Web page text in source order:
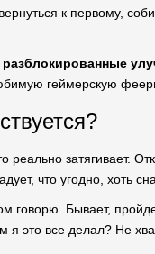
к первому,
разблокированные
геймерскую
затягивает.
что угодно, хоть
говорю. Бывает,
я это все делал? Не